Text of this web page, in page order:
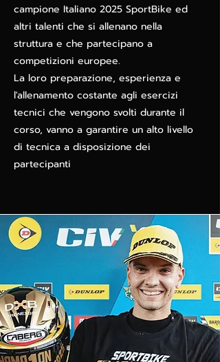
campione Italiano 2025 SportBike ed
altri talenti che si allenano nella
struttura e che partecipano a
competizioni europee.
La loro preparazione, esperienza e
l'allenamento costante agli esercizi
tecnici che vengono svolti durante il
corso, vanno a garantire un alto livello
di tecnica a disposizione dei
partecipanti